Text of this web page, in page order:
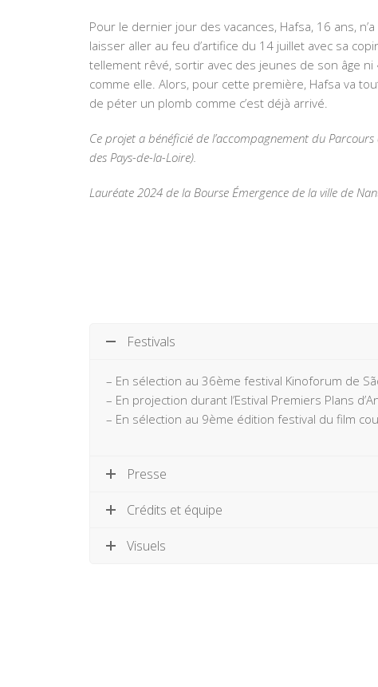
Pour le dernier jour des vacances, Hafsa, 16 ans,
laisser aller au feu d’artifice du 14 juillet avec sa
tellement rêvé, sortir avec des jeunes de son âge
comme elle. Alors, pour cette première, Hafsa va
de péter un plomb comme c’est déjà arrivé.
Ce projet a bénéficié de l’accompagnement du
des Pays-de-la-Loire).
Lauréate 2024 de la Bourse Émergence de la ville de
Festivals
– En sélection au 36ème festival Kinoforum de
– En projection durant l’Estival Premiers Plans
– En sélection au 9ème édition festival du film
Presse
Crédits et équipe
Visuels